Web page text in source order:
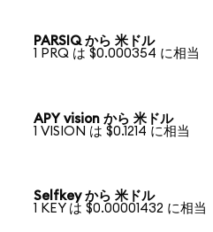
PARSIQ から 米ドル
1 PRQ は $0.000354 に相当
APY vision から 米ドル
1 VISION は $0.1214 に相当
Selfkey から 米ドル
1 KEY は $0.00001432 に相当